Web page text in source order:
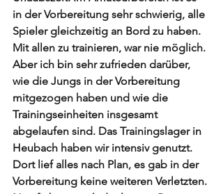
in der Vorbereitung sehr schwierig, alle
Spieler gleichzeitig an Bord zu haben.
Mit allen zu trainieren, war nie möglich.
Aber ich bin sehr zufrieden darüber,
wie die Jungs in der Vorbereitung
mitgezogen haben und wie die
Trainingseinheiten insgesamt
abgelaufen sind. Das Trainingslager in
Heubach haben wir intensiv genutzt.
Dort lief alles nach Plan, es gab in der
Vorbereitung keine weiteren Verletzten.